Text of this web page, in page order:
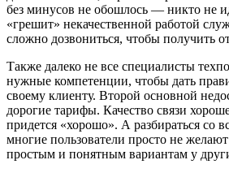
без минусов не обошлось — никто не
«грешит» некачественной работой
сложно дозвониться, чтобы получить
Также далеко не все специалисты
нужные компетенции, чтобы дать
своему клиенту. Второй основной
дорогие тарифы. Качество связи
придется «хорошо». А разбираться со
многие пользователи просто не
простым и понятным вариантам у